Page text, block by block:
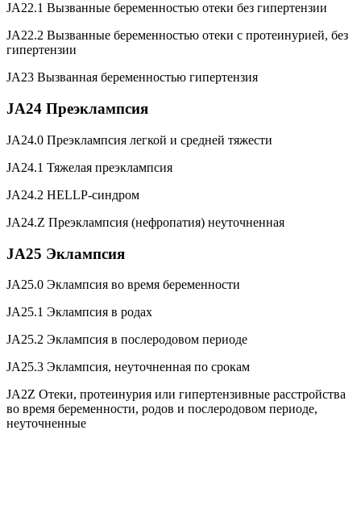
JA22.1 Вызванные беременностью отеки без гипертензии
JA22.2 Вызванные беременностью отеки с протеинурией, без
гипертензии
JA23 Вызванная беременностью гипертензия
JA24 Преэклампсия
JA24.0 Преэклампсия легкой и средней тяжести
JA24.1 Тяжелая преэклампсия
JA24.2 HELLP-синдром
JA24.Z Преэклампсия (нефропатия) неуточненная
JA25 Эклампсия
JA25.0 Эклампсия во время беременности
JA25.1 Эклампсия в родах
JA25.2 Эклампсия в послеродовом периоде
JA25.3 Эклампсия, неуточненная по срокам
JA2Z Отеки, протеинурия или гипертензивные расстройства
во время беременности, родов и послеродовом периоде,
неуточненные